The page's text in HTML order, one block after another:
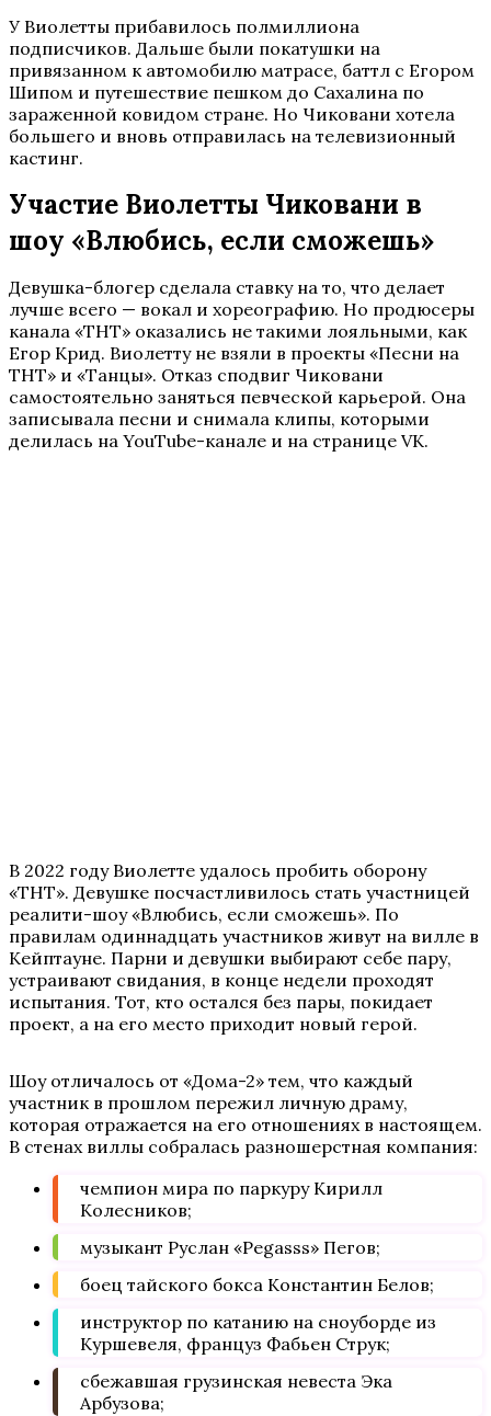
У Виолетты прибавилось полмиллиона
подписчиков. Дальше были покатушки на
привязанном к автомобилю матрасе, баттл с Егором
Шипом и путешествие пешком до Сахалина по
зараженной ковидом стране. Но Чиковани хотела
большего и вновь отправилась на телевизионный
кастинг.
Участие Виолетты Чиковани в
шоу «Влюбись, если сможешь»
Девушка-блогер сделала ставку на то, что делает
лучше всего — вокал и хореографию. Но продюсеры
канала «ТНТ» оказались не такими лояльными, как
Егор Крид. Виолетту не взяли в проекты «Песни на
ТНТ» и «Танцы». Отказ сподвиг Чиковани
самостоятельно заняться певческой карьерой. Она
записывала песни и снимала клипы, которыми
делилась на YouTube-канале и на странице VK.
В 2022 году Виолетте удалось пробить оборону
«ТНТ». Девушке посчастливилось стать участницей
реалити-шоу «Влюбись, если сможешь». По
правилам одиннадцать участников живут на вилле в
Кейптауне. Парни и девушки выбирают себе пару,
устраивают свидания, в конце недели проходят
испытания. Тот, кто остался без пары, покидает
проект, а на его место приходит новый герой.
Шоу отличалось от «Дома-2» тем, что каждый
участник в прошлом пережил личную драму,
которая отражается на его отношениях в настоящем.
В стенах виллы собралась разношерстная компания:
чемпион мира по паркуру Кирилл
Колесников;
музыкант Руслан «Pegasss» Пегов;
боец тайского бокса Константин Белов;
инструктор по катанию на сноуборде из
Куршевеля, француз Фабьен Струк;
сбежавшая грузинская невеста Эка
Арбузова;